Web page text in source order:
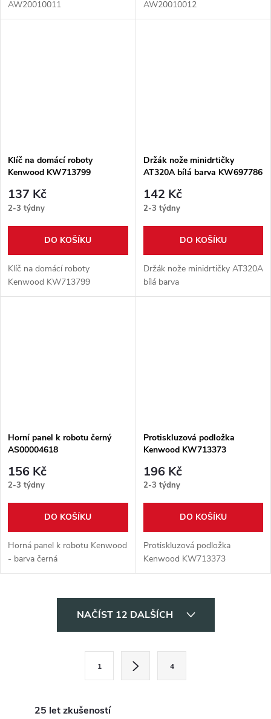
AW20010011 AW20010012
Klíč na domácí roboty
Kenwood KW713799
137 Kč
2-3 týdny
DO KOŠÍKU
Klíč na domácí roboty
Kenwood KW713799
Držák nože minidrtičky
AT320A bílá barva KW697786
142 Kč
2-3 týdny
DO KOŠÍKU
Držák nože minidrtičky AT320A
bílá barva
Horní panel k robotu černý
AS00004618
156 Kč
2-3 týdny
DO KOŠÍKU
Horná panel k robotu Kenwood
- barva černá
Protiskluzová podložka
Kenwood KW713373
196 Kč
2-3 týdny
DO KOŠÍKU
Protiskluzová podložka
Kenwood KW713373
NAČÍST 12 DALŠÍCH
1 4
25 let zkušeností